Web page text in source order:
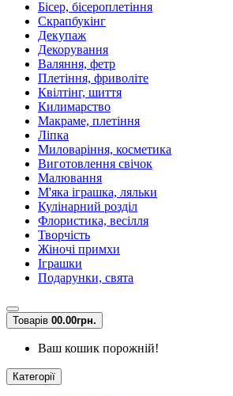
Бісер, бісероплетіння
Скрапбукінг
Декупаж
Декорування
Валяння, фетр
Плетіння, фриволіте
Квілтінг, шиття
Килимарство
Макраме, плетіння
Ліпка
Миловаріння, косметика
Виготовлення свічок
Малювання
М'яка іграшка, ляльки
Кулінарний розділ
Флористика, весілля
Творчість
Жіночі примхи
Іграшки
Подарунки, свята
Товарів 00.00грн.
Ваш кошик порожній!
Категорії